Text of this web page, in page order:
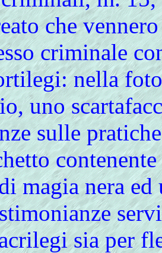
che
criminale
nella
uno
sulle
magia nera ed
sia per